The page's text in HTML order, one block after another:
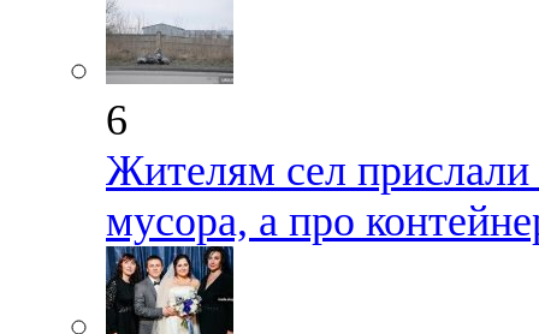
6
Жителям сел прислали
мусора, а про